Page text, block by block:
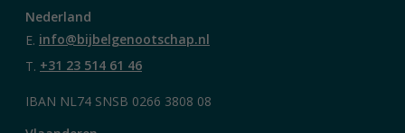
Nederland
E. info@bijbelgenootschap.nl
T. +31 23 514 61 46
IBAN NL74 SNSB 0266 3808 08